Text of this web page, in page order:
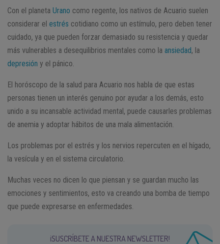
Con el planeta Urano como regente, los nativos de Acuario suelen
considerar el estrés cotidiano como un estímulo, pero deben tener
cuidado, ya que pueden forzar demasiado su resistencia y quedar
más vulnerables a desequilibrios mentales como la ansiedad, la
depresión y el pánico.
El horóscopo de la salud para Acuario nos habla de que estas
personas tienen un interés genuino por ayudar a los demás, esto
unido a su incansable actividad mental, puede causarles problemas
de anemia y adoptar hábitos de una mala alimentación.
Los problemas por el estrés y los nervios repercuten en el hígado,
la vesícula y en el sistema circulatorio.
Muchas veces no dicen lo que piensan y se guardan mucho las
emociones y sentimientos, esto va creando una bomba de tiempo
que puede expresarse en enfermedades.
¡SUSCRÍBETE A NUESTRA NEWSLETTER!